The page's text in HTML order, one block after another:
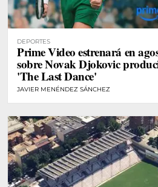
DEPORTES
Prime Video estrenará en
sobre Novak Djokovic
'The Last Dance'
JAVIER MENÉNDEZ SÁNCHEZ